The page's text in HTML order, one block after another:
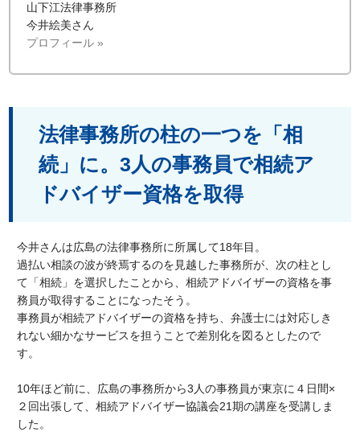
山下江法律事務所
今井絵美さん
プロフィール »
法律事務所の柱の一つを「相
続」に。3人の事務員で相続ア
ドバイザー資格を取得
今井さんは広島の法律事務所に所属して18年目。
過払い相談の波が終焉するのを見越した事務所が、次の柱とし
て「相続」を選択したことから、相続アドバイザーの資格を事
務員が取得することになったそう。
事務員が相続アドバイザーの資格を持ち、弁護士には対応しき
れない細かなサービスを担うことで差別化を図るとしたので
す。
10年ほど前に、広島の事務所から3人の事務員が東京に４日間×
２回出張して、相続アドバイザー協議会21期の講座を受講しま
した。